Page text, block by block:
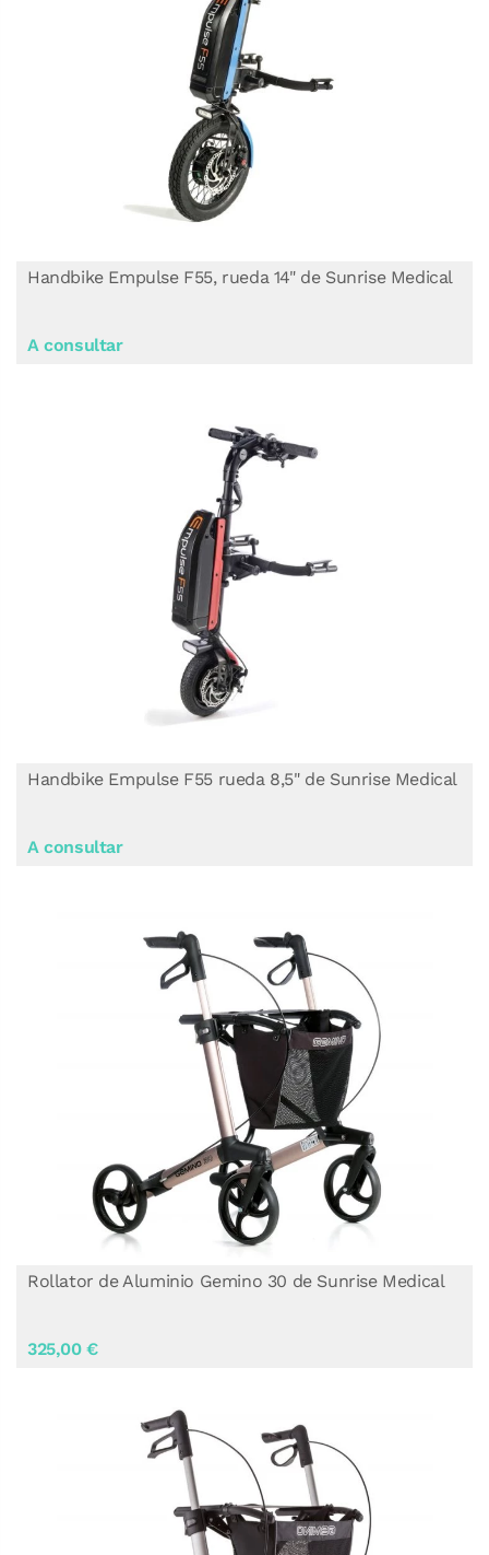
Rollator de Aluminio Gemino 30 de Sunrise Medical
325,00 €
Handbike Empulse F55 rueda 8,5" de Sunrise Medical
A consultar
Handbike Empulse F55, rueda 14" de Sunrise Medical
A consultar